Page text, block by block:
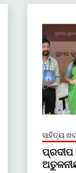
ସାହିତ୍ୟ
ପ୍ରଦୀପ